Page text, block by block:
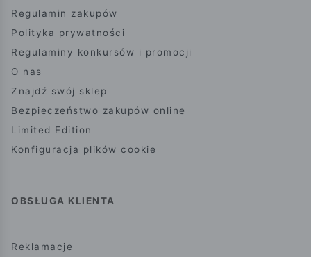
Regulamin zakupów
Polityka prywatności
Regulaminy konkursów i promocji
O nas
Znajdź swój sklep
Bezpieczeństwo zakupów online
Limited Edition
Konfiguracja plików cookie
OBSŁUGA KLIENTA
Reklamacje